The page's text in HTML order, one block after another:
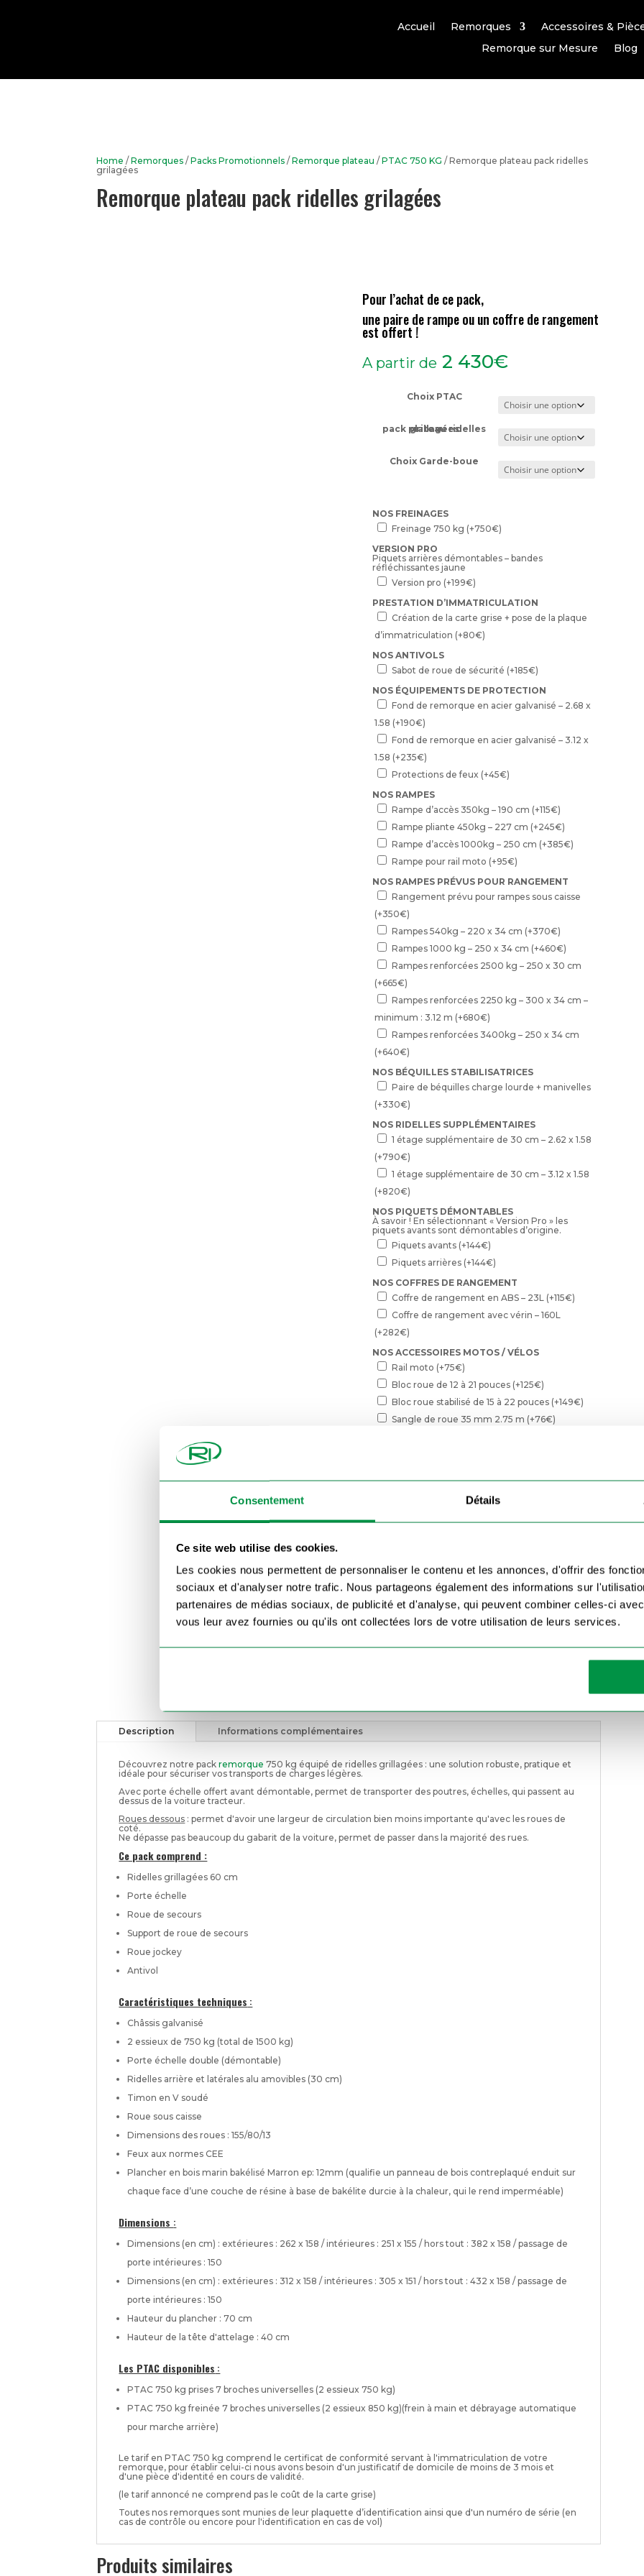
Consentement Détails
Ce site web utilise des cookies.
Les cookies nous permettent de personnaliser le contenu et les annonces, d'offrir des
sociaux et d'analyser notre trafic. Nous partageons également des informations sur
partenaires de médias sociaux, de publicité et d'analyse, qui peuvent combiner celles-ci
vous leur avez fournies ou qu'ils ont collectées lors de votre utilisation de leurs services.
Accueil Remorques
Accessoires &
Remorque sur Mesure
Blog
Home /Remorques /Packs Promotionnels /Remorque plateau /PTAC 750 KG / Remorque plateau pack ridelles
grilagées
Remorque plateau pack ridelles grilagées
Pour l’achat de ce pack,
une paire de rampe ou un coffre de rangement
est offert !
A partir de 2 430€
Choix PTAC
pack plateau ridelles grillagées
Choix Garde-boue
NOS FREINAGES
Freinage 750 kg (+750€)
VERSION PRO
Piquets arrières démontables – bandes
réfléchissantes jaune
Version pro (+199€)
PRESTATION D’IMMATRICULATION
Création de la carte grise + pose de la plaque
d’immatriculation (+80€)
NOS ANTIVOLS
Sabot de roue de sécurité (+185€)
NOS ÉQUIPEMENTS DE PROTECTION
Fond de remorque en acier galvanisé – 2.68 x
1.58 (+190€)
Fond de remorque en acier galvanisé – 3.12 x
1.58 (+235€)
Protections de feux (+45€)
NOS RAMPES
Rampe d’accès 350kg – 190 cm (+115€)
Rampe pliante 450kg – 227 cm (+245€)
Rampe d’accès 1000kg – 250 cm (+385€)
Rampe pour rail moto (+95€)
NOS RAMPES PRÉVUS POUR RANGEMENT
Rangement prévu pour rampes sous caisse
(+350€)
Rampes 540kg – 220 x 34 cm (+370€)
Rampes 1000 kg – 250 x 34 cm (+460€)
Rampes renforcées 2500 kg – 250 x 30 cm
(+665€)
Rampes renforcées 2250 kg – 300 x 34 cm –
minimum : 3.12 m (+680€)
Rampes renforcées 3400kg – 250 x 34 cm
(+640€)
NOS BÉQUILLES STABILISATRICES
Paire de béquilles charge lourde + manivelles
(+330€)
NOS RIDELLES SUPPLÉMENTAIRES
1 étage supplémentaire de 30 cm – 2.62 x 1.58
(+790€)
1 étage supplémentaire de 30 cm – 3.12 x 1.58
(+820€)
NOS PIQUETS DÉMONTABLES
À savoir ! En sélectionnant « Version Pro » les
piquets avants sont démontables d’origine.
Piquets avants (+144€)
Piquets arrières (+144€)
NOS COFFRES DE RANGEMENT
Coffre de rangement en ABS – 23L (+115€)
Coffre de rangement avec vérin – 160L
(+282€)
NOS ACCESSOIRES MOTOS / VÉLOS
Rail moto (+75€)
Bloc roue de 12 à 21 pouces (+125€)
Bloc roue stabilisé de 15 à 22 pouces (+149€)
Sangle de roue 35 mm 2.75 m (+76€)
hauteur attelage de 3cm et hauteur plancher de
6cm(+180€)
Filets en maille – 300 x 160 cm(+ 34€)
Filets en maille – 400 x 200 cm(+42€ )
Demander un devis
Description Informations complémentaires
Découvrez notre packremorque 750 kg équipé de ridelles grillagées : une solution robuste, pratique et
idéale pour sécuriser vos transports de charges légères.
Avec porte échelle offert avant démontable, permet de transporter des poutres, échelles, qui passent au
dessus de la voiture tracteur.
Roues dessous : permet d'avoir une largeur de circulation bien moins importante qu'avec les roues de
coté.
Ne dépasse pas beaucoup du gabarit de la voiture, permet de passer dans la majorité des rues.
Ce pack comprend :
Ridelles grillagées 60 cm
Porte échelle
Roue de secours
Support de roue de secours
Roue jockey
Antivol
Caractéristiques techniques :
Châssis galvanisé
2 essieux de 750 kg (total de 1500 kg)
Porte échelle double (démontable)
Ridelles arrière et latérales alu amovibles (30 cm)
Timon en V soudé
Roue sous caisse
Dimensions des roues : 155/80/13
Feux aux normes CEE
Plancher en bois marin bakélisé Marron ep: 12mm (qualifie un panneau de bois contreplaqué enduit sur
chaque face d’une couche de résine à base de bakélite durcie à la chaleur, qui le rend imperméable)
Dimensions :
Dimensions (en cm) : extérieures : 262 x 158 / intérieures : 251 x 155 / hors tout : 382 x 158 / passage de
porte intérieures : 150
Dimensions (en cm) : extérieures : 312 x 158 / intérieures : 305 x 151 / hors tout : 432 x 158 / passage de
porte intérieures : 150
Hauteur du plancher : 70 cm
Hauteur de la tête d'attelage : 40 cm
Les PTAC disponibles :
PTAC 750 kg prises 7 broches universelles (2 essieux 750 kg)
PTAC 750 kg freinée 7 broches universelles (2 essieux 850 kg)(frein à main et débrayage automatique
pour marche arrière)
Le tarif en PTAC 750 kg comprend le certificat de conformité servant à l'immatriculation de votre
remorque, pour établir celui-ci nous avons besoin d'un justificatif de domicile de moins de 3 mois et
d'une pièce d'identité en cours de validité.
(le tarif annoncé ne comprend pas le coût de la carte grise)
Toutes nos remorques sont munies de leur plaquette d’identification ainsi que d'un numéro de série (en
cas de contrôle ou encore pour l'identification en cas de vol)
Produits similaires